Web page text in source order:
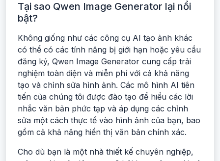
Tại sao Qwen Image Generator lại nổi
bật?
Không giống như các công cụ AI tạo ảnh khác
có thể có các tính năng bị giới hạn hoặc yêu cầu
đăng ký, Qwen Image Generator cung cấp trải
nghiệm toàn diện và miễn phí với cả khả năng
tạo và chỉnh sửa hình ảnh. Các mô hình AI tiên
tiến của chúng tôi được đào tạo để hiểu các lời
nhắc văn bản phức tạp và áp dụng các chỉnh
sửa một cách thực tế vào hình ảnh của bạn, bao
gồm cả khả năng hiển thị văn bản chính xác.
Cho dù bạn là một nhà thiết kế chuyên nghiệp,